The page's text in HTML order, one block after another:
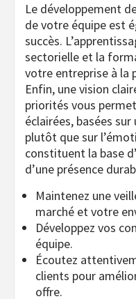
Le développement
de votre équipe est
succès.
sectorielle et la
votre entreprise à la
Enfin, une vision
priorités vous
éclairées, basées
plutôt que sur
constituent la base
d’une présence
Maintenez une
marché et votre
Développez vos
équipe.
Écoutez
clients pour
offre.